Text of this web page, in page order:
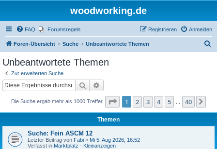
woodworking.de
FAQ Forumsregeln Anmelden
Registrieren
Foren-Übersicht Suche Unbeantwortete Themen
Unbeantwortete Themen
Zur erweiterten Suche
Suche
Die Suche ergab mehr als 1000 Treffer Seite 1von 40
1 2 3 4 5 40
Themen
Suche: Fein ASCM 12
Letzter Beitrag von Fabi « Mi 5. Aug 2026, 16:52
Verfasst in Marktplatz - Kleinanzeigen